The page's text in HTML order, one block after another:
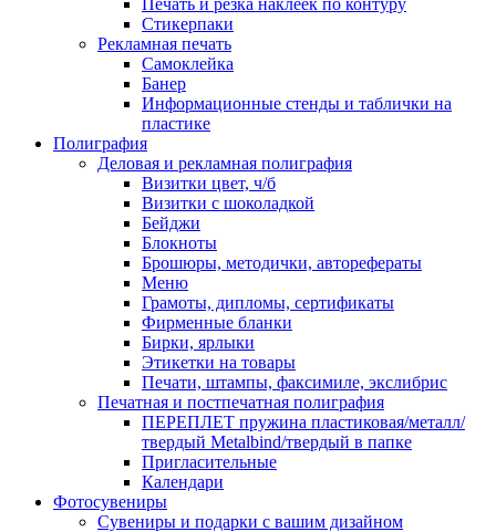
Печать и резка наклеек по контуру
Стикерпаки
Рекламная печать
Самоклейка
Банер
Информационные стенды и таблички на
пластике
Полиграфия
Деловая и рекламная полиграфия
Визитки цвет, ч/б
Визитки с шоколадкой
Бейджи
Блокноты
Брошюры, методички, авторефераты
Меню
Грамоты, дипломы, сертификаты
Фирменные бланки
Бирки, ярлыки
Этикетки на товары
Печати, штампы, факсимиле, экслибрис
Печатная и постпечатная полиграфия
ПЕРЕПЛЕТ пружина пластиковая/металл/
твердый Metalbind/твердый в папке
Пригласительные
Календари
Фотосувениры
Сувениры и подарки с вашим дизайном